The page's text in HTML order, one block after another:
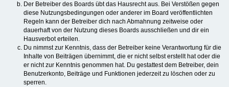
Der Betreiber des Boards übt das Hausrecht aus. Bei Verstößen gegen
diese Nutzungsbedingungen oder anderer im Board veröffentlichten
Regeln kann der Betreiber dich nach Abmahnung zeitweise oder
dauerhaft von der Nutzung dieses Boards ausschließen und dir ein
Hausverbot erteilen.
Du nimmst zur Kenntnis, dass der Betreiber keine Verantwortung für die
Inhalte von Beiträgen übernimmt, die er nicht selbst erstellt hat oder die
er nicht zur Kenntnis genommen hat. Du gestattest dem Betreiber, dein
Benutzerkonto, Beiträge und Funktionen jederzeit zu löschen oder zu
sperren.